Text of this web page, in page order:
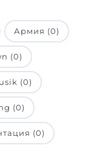
Армия (0)
(0)
(0)
(0)
(0)